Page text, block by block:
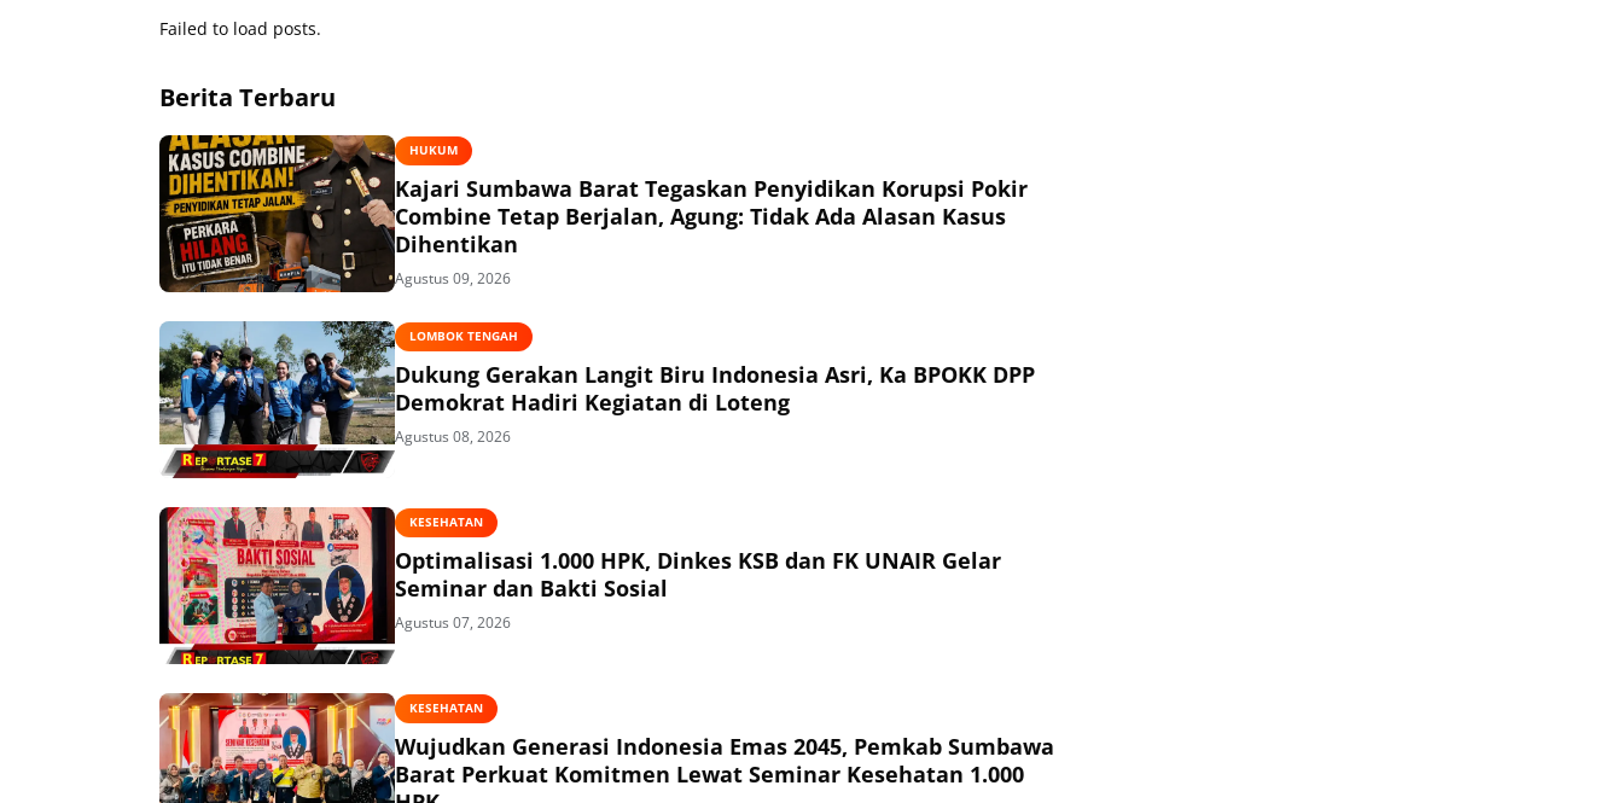
Failed to load posts.
Berita Terbaru
HUKUM
Kajari Sumbawa Barat Tegaskan Penyidikan Korupsi Pokir
Combine Tetap Berjalan, Agung: Tidak Ada Alasan Kasus
Dihentikan
Agustus 09, 2026
LOMBOK TENGAH
Dukung Gerakan Langit Biru Indonesia Asri, Ka BPOKK DPP
Demokrat Hadiri Kegiatan di Loteng
Agustus 08, 2026
KESEHATAN
Optimalisasi 1.000 HPK, Dinkes KSB dan FK UNAIR Gelar
Seminar dan Bakti Sosial
Agustus 07, 2026
KESEHATAN
Wujudkan Generasi Indonesia Emas 2045, Pemkab Sumbawa
Barat Perkuat Komitmen Lewat Seminar Kesehatan 1.000